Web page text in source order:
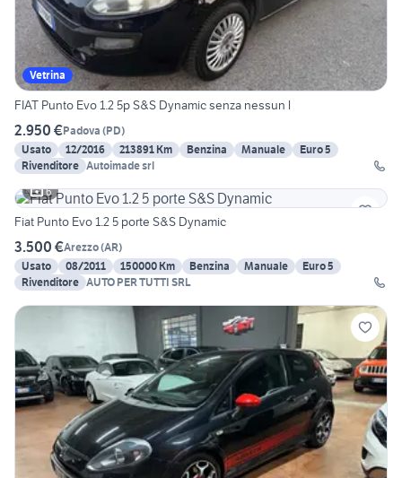
Vetrina
FIAT Punto Evo 1.2 5p S&S Dynamic senza nessun l
2.950 €Padova (PD)
Usato
12/2016 213891 Km Benzina Manuale
Euro 5
Rivenditore Autoimade srl
6
Fiat Punto Evo 1.2 5 porte S&S Dynamic
3.500 €Arezzo(AR)
Usato
08/2011 150000 Km Benzina Manuale
Euro 5
Rivenditore AUTO PER TUTTI SRL